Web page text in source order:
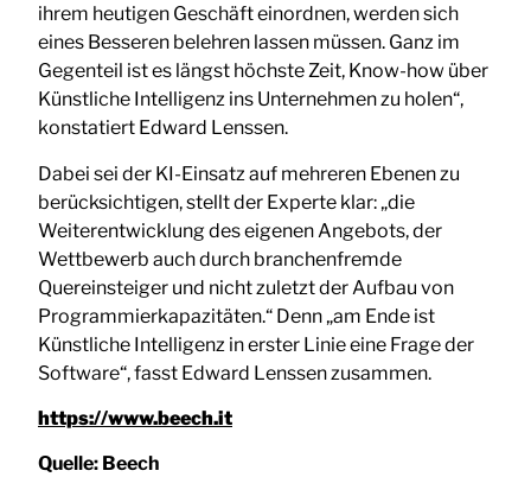
ihrem heutigen Geschäft einordnen, werden sich
eines Besseren belehren lassen müssen. Ganz im
Gegenteil ist es längst höchste Zeit, Know-how über
Künstliche Intelligenz ins Unternehmen zu holen“,
konstatiert Edward Lenssen.
Dabei sei der KI-Einsatz auf mehreren Ebenen zu
berücksichtigen, stellt der Experte klar: „die
Weiterentwicklung des eigenen Angebots, der
Wettbewerb auch durch branchenfremde
Quereinsteiger und nicht zuletzt der Aufbau von
Programmierkapazitäten.“ Denn „am Ende ist
Künstliche Intelligenz in erster Linie eine Frage der
Software“, fasst Edward Lenssen zusammen.
https://www.beech.it
Quelle: Beech